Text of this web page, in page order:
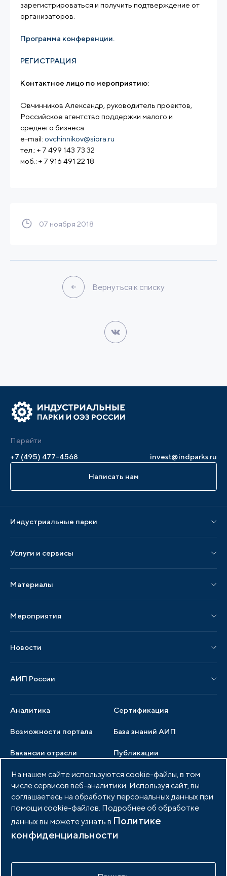
зарегистрироваться и получить подтверждение от
организаторов.
Программа конференции.
РЕГИСТРАЦИЯ
Контактное лицо по мероприятию:
Овчинников Александр, руководитель проектов,
Российское агентство поддержки малого и
среднего бизнеса
e-mail: ovchinnikov@siora.ru
тел.: + 7 499 143 73 32
моб.: + 7 916 491 22 18
07 ноября 2018
Вернуться к списку
Перейти
+7 (495) 477-4568
invest@indparks.ru
Написать нам
Индустриальные парки
Парки по регионам
Услуги и сервисы
Услуги по локализации
Аналитика Сертификация
Возможности портала
Материалы
Публикации СМИ и статьи
Образцы документов
База знаний АИП
Вакансии отрасли
Мероприятия
Мероприятия отрасли
Новости
Новости отрасли
Публикации
Медиатека Тендеры
АИП России
Члены ассоциации
Услуги ассоциации
Документы АИП
Партнеры ассоциации
Фото и видео
Членство в АИП Войти в личный кабинет
На нашем сайте используются cookie-файлы, в том
числе сервисов веб-аналитики. Используя сайт, вы
соглашаетесь на обработку персональных данных при
помощи cookie-файлов. Подробнее об обработке
данных вы можете узнать в Политике
конфиденциальности